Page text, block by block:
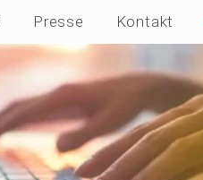
Presse Kontakt